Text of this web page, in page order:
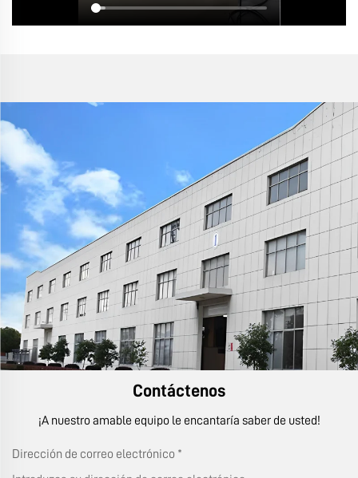
Contáctenos
¡A nuestro amable equipo le encantaría saber de usted!
Dirección de correo electrónico *